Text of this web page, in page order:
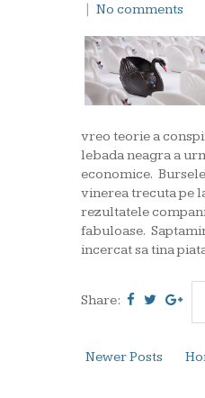
No comments
vreo teorie a
lebada neagra a
economice.
vinerea trecuta pe
rezultatele
fabuloase.
incercat sa tina
Share:
Newer Posts